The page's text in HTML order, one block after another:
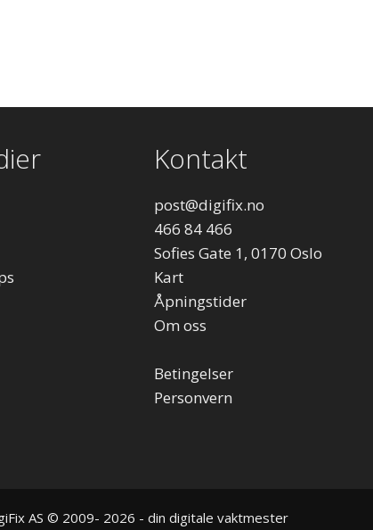
Kontakt
post@digifix.no
466 84 466
Sofies Gate 1, 0170 Oslo
Kart
Åpningstider
Om oss
Betingelser
Personvern
AS © 2009- 2026 - din digitale vaktmester